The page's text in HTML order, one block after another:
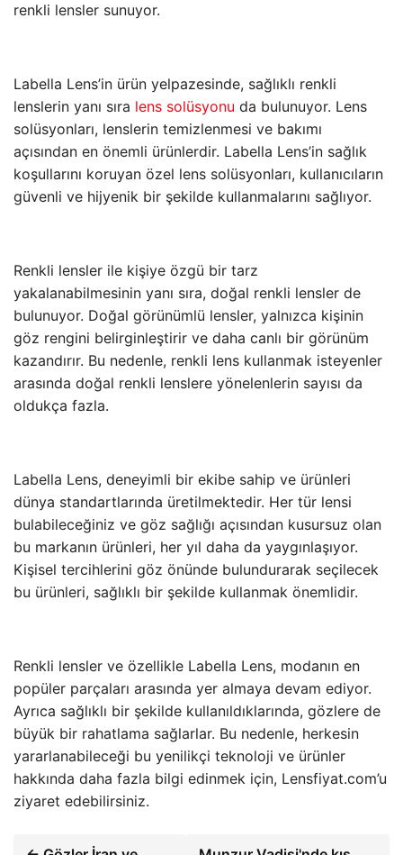
renkli lensler sunuyor.
Labella Lens’in ürün yelpazesinde, sağlıklı renkli
lenslerin yanı sıra lens solüsyonu da bulunuyor. Lens
solüsyonları, lenslerin temizlenmesi ve bakımı
açısından en önemli ürünlerdir. Labella Lens’in sağlık
koşullarını koruyan özel lens solüsyonları, kullanıcıların
güvenli ve hijyenik bir şekilde kullanmalarını sağlıyor.
Renkli lensler ile kişiye özgü bir tarz
yakalanabilmesinin yanı sıra, doğal renkli lensler de
bulunuyor. Doğal görünümlü lensler, yalnızca kişinin
göz rengini belirginleştirir ve daha canlı bir görünüm
kazandırır. Bu nedenle, renkli lens kullanmak isteyenler
arasında doğal renkli lenslere yönelenlerin sayısı da
oldukça fazla.
Labella Lens, deneyimli bir ekibe sahip ve ürünleri
dünya standartlarında üretilmektedir. Her tür lensi
bulabileceğiniz ve göz sağlığı açısından kusursuz olan
bu markanın ürünleri, her yıl daha da yaygınlaşıyor.
Kişisel tercihlerini göz önünde bulundurarak seçilecek
bu ürünleri, sağlıklı bir şekilde kullanmak önemlidir.
Renkli lensler ve özellikle Labella Lens, modanın en
popüler parçaları arasında yer almaya devam ediyor.
Ayrıca sağlıklı bir şekilde kullanıldıklarında, gözlere de
büyük bir rahatlama sağlarlar. Bu nedenle, herkesin
yararlanabileceği bu yenilikçi teknoloji ve ürünler
hakkında daha fazla bilgi edinmek için, Lensfiyat.com’u
ziyaret edebilirsiniz.